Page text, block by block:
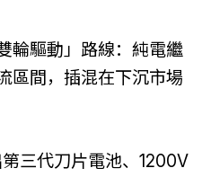
輪驅動」路線：純電繼
區間，插混在下沉市場
三代刀片電池、1200V